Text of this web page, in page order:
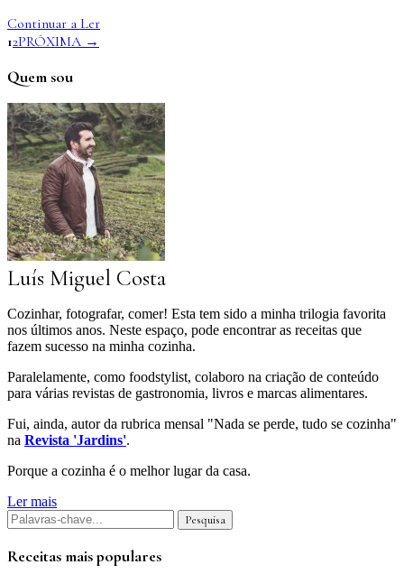
Continuar a Ler
12PRÓXIMA →
Quem sou
Luís Miguel Costa
Cozinhar, fotografar, comer! Esta tem sido a minha trilogia favorita
nos últimos anos. Neste espaço, pode encontrar as receitas que
fazem sucesso na minha cozinha.
Paralelamente, como foodstylist, colaboro na criação de conteúdo
para várias revistas de gastronomia, livros e marcas alimentares.
Fui, ainda, autor da rubrica mensal "Nada se perde, tudo se cozinha"
na Revista 'Jardins'.
Porque a cozinha é o melhor lugar da casa.
Ler mais
Receitas mais populares